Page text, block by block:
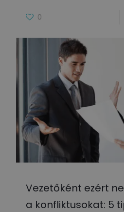
0
Vezetőként ezért
a konfliktusokat: 5